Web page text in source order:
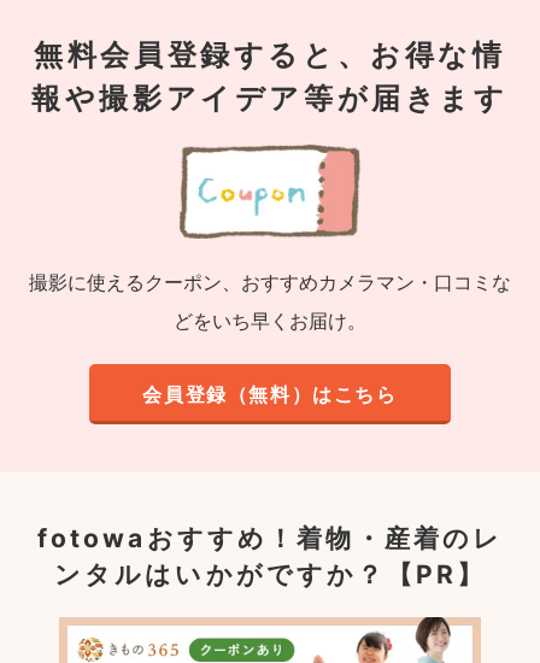
無料会員登録すると、お得な情
報や撮影アイデア等が届きます
撮影に使えるクーポン、おすすめカメラマン・口コミな
どをいち早くお届け。
会員登録（無料）はこちら
fotowaおすすめ！着物・産着のレ
ンタルはいかがですか？【PR】